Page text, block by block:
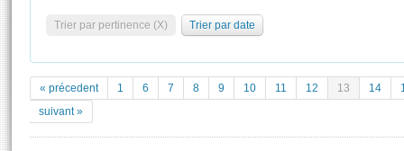
Pétitions
Documents parlementaires
Projets de loi
Statistiques et chiffres clés
Documents de référence
( Constitution | Règlement de l'Assemblée ... )
La Bibliothèque
Les archives
Trier par pertinence (X) Trier par date
« précedent 1 6 7 8 9 10 11 12 13 14
suivant »